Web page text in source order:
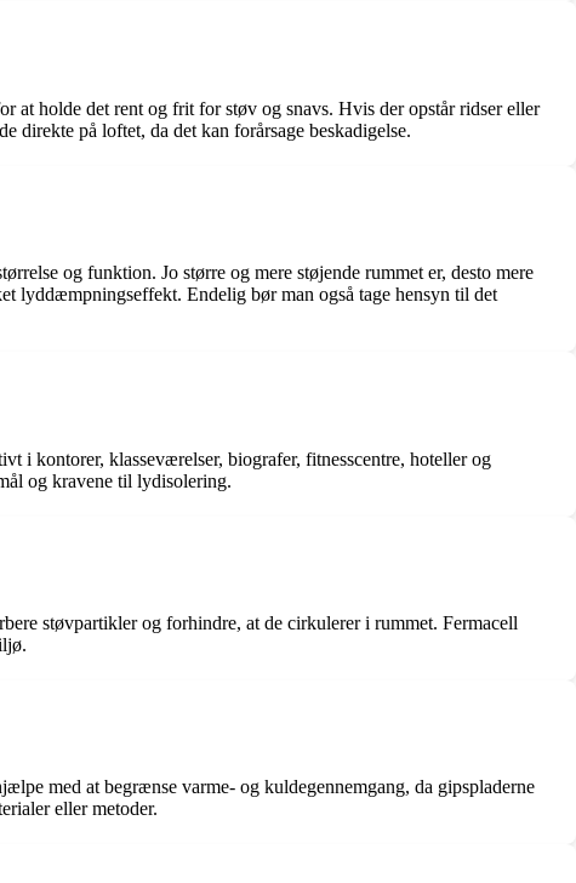
holde det rent og frit for støv og snavs. Hvis der opstår ridser eller
direkte på loftet, da det kan forårsage beskadigelse.
og funktion. Jo større og mere støjende rummet er, desto mere
lyddæmpningseffekt. Endelig bør man også tage hensyn til det
i kontorer, klasseværelser, biografer, fitnesscentre, hoteller og
og kravene til lydisolering.
støvpartikler og forhindre, at de cirkulerer i rummet. Fermacell
med at begrænse varme- og kuldegennemgang, da gipspladerne
eller metoder.